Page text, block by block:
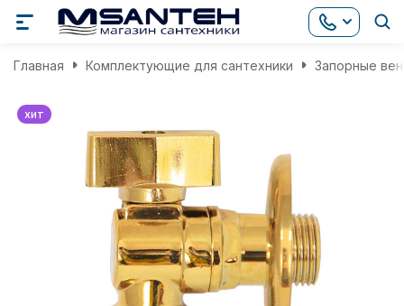
Главная Комплектующие для сантехники Запорные
хит